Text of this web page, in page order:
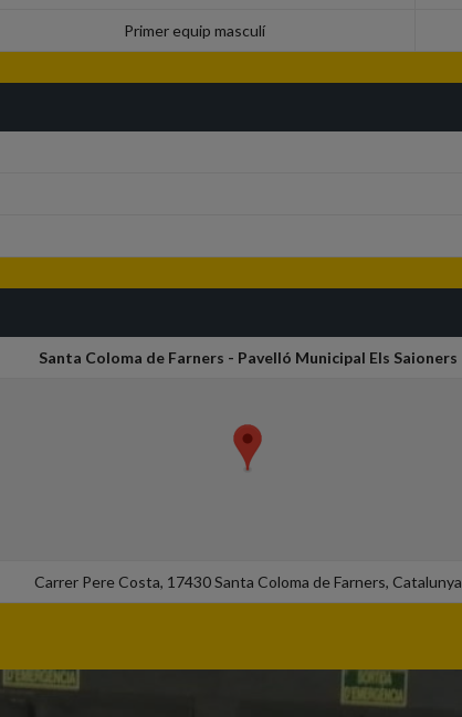
Primer equip masculí
Santa Coloma de Farners - Pavelló Municipal Els Saioners
Carrer Pere Costa, 17430 Santa Coloma de Farners, Catalunya